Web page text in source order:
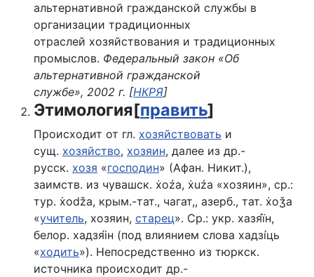
альтернативной гражданской службы в
организации традиционных
отраслей хозяйствования и традиционных
промыслов. Федеральный закон «Об
альтернативной гражданской
службе», 2002 г. [НКРЯ]
Этимология[править]
Происходит от гл. хозяйствовать и
сущ. хозяйство, хозяин, далее из др.-
русск. хозя «господин» (Афан. Никит.),
заимств. из чувашск. ẋоźа, ẋuźа «хозяин», ср.:
тур. ẋоdžа, крым.-тат., чагат,, азерб., тат. ẋоǯа
«учитель, хозяин, старец». Ср.: укр. хазя́ïн,
белор. хадзя́iн (под влиянием слова хадзíць
«ходить»). Непосредственно из тюркск.
источника происходит др.-